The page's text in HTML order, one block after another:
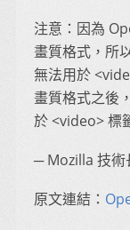
注意：因為
畫質格式，所
無法用於
畫質格式之後
於 <video> 標
─ Mozilla 技術
原文連結：